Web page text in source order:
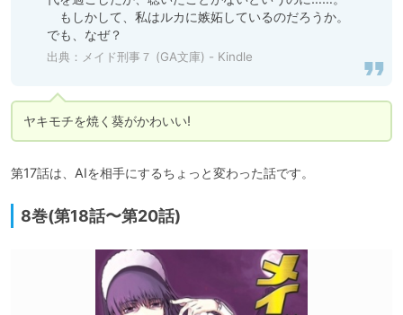
もしかして、私はルカに嫉妬しているのだろうか。
でも、なぜ？
出典： メイド刑事７ (GA文庫) - Kindle
ヤキモチを焼く葵がかわいい!
第17話は、AIを相手にするちょっと変わった話です。
8巻(第18話〜第20話)